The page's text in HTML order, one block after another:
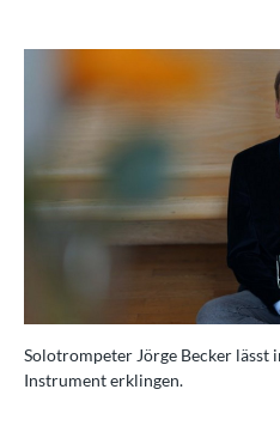
Solotrompeter Jörge Becker lässt
Instrument erklingen.